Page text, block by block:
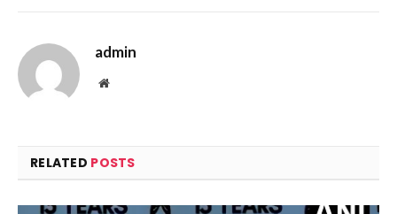
admin
Website
RELATED POSTS